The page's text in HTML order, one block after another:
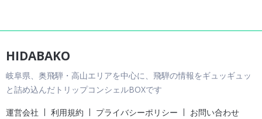
HIDABAKO
岐阜県、奥飛騨・高山エリアを中心に、飛騨の情報をギュッギュッ
と詰め込んだトリップコンシェルBOXです
運営会社 利用規約 プライバシーポリシー お問い合わせ